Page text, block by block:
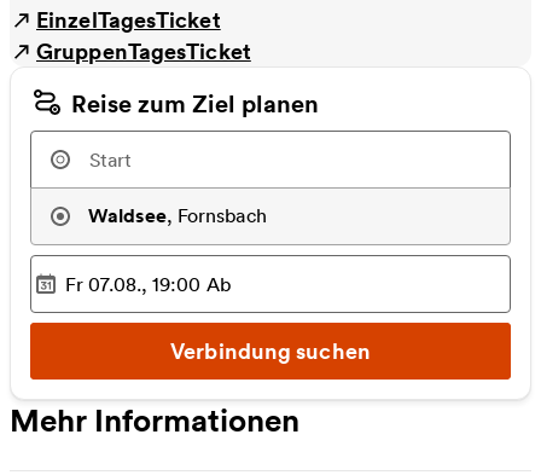
EinzelTagesTicket
GruppenTagesTicket
Reise zum Ziel planen
Waldsee, Fornsbach
Ausgewählter Zeitpunkt
Fr 07.08., 19:00 Ab
Verbindung suchen
Mehr Informationen